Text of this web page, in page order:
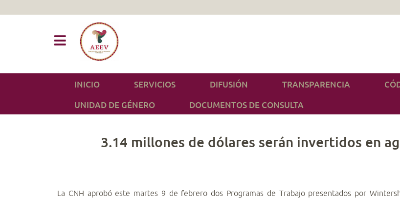
INICIO SERVICIOS DIFUSIÓN TRANSPARENCIA
UNIDAD DE GÉNERO DOCUMENTOS DE CONSULTA
3.14 millones de dólares serán invertidos en
La CNH aprobó este martes 9 de febrero dos Programas de Trabajo presentados por